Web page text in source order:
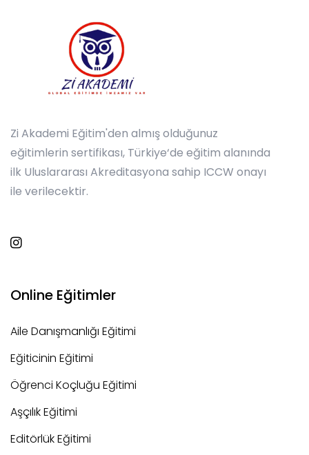
Zi Akademi Eğitim'den almış olduğunuz
eğitimlerin sertifikası, Türkiye‘de eğitim alanında
ilk Uluslararası Akreditasyona sahip ICCW onayı
ile verilecektir.
Online Eğitimler
Aile Danışmanlığı Eğitimi
Eğiticinin Eğitimi
Öğrenci Koçluğu Eğitimi
Aşçılık Eğitimi
Editörlük Eğitimi